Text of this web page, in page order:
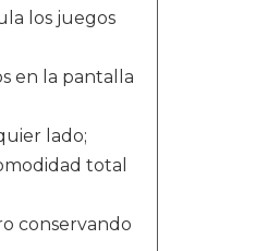
los juegos
en la pantalla
lado;
total
conservando